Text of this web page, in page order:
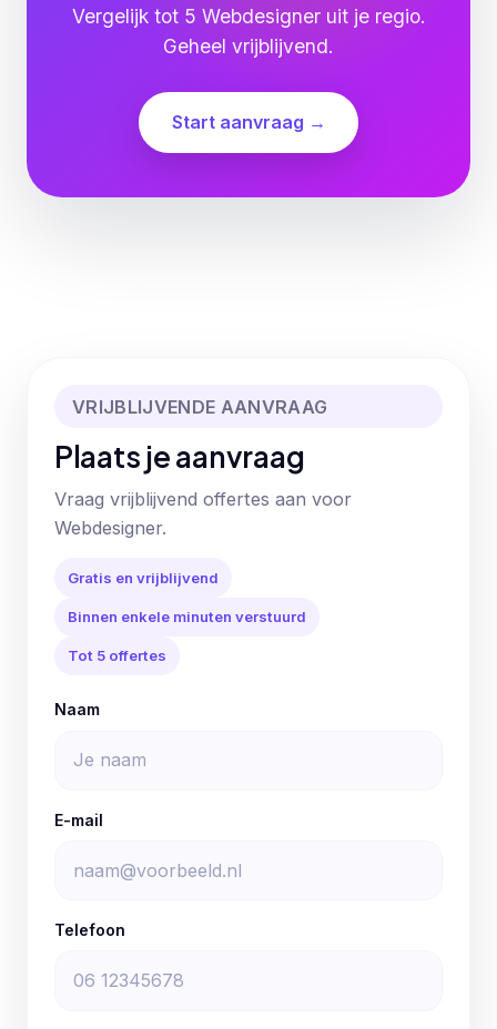
Vergelijk tot 5 Webdesigner uit je regio.
Geheel vrijblijvend.
Start aanvraag →
VRIJBLIJVENDE AANVRAAG
Plaats je aanvraag
Vraag vrijblijvend offertes aan voor
Webdesigner.
Gratis en vrijblijvend
Binnen enkele minuten verstuurd
Tot 5 offertes
Naam
E-mail
Telefoon